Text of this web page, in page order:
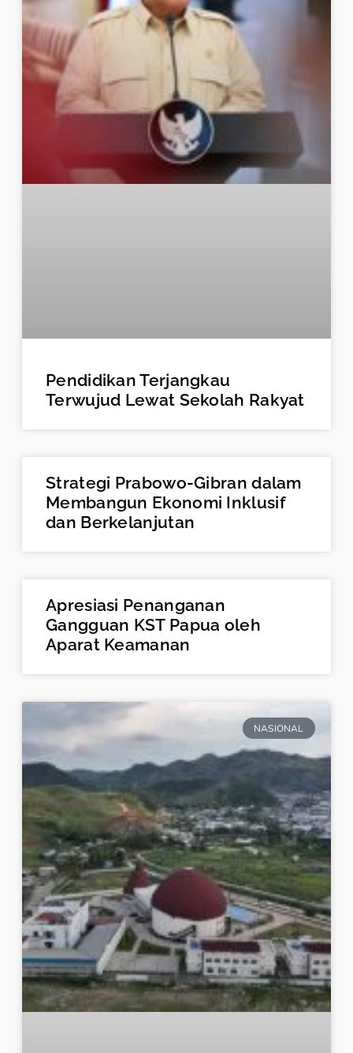
Pendidikan Terjangkau
Terwujud Lewat Sekolah Rakyat
Strategi Prabowo-Gibran dalam
Membangun Ekonomi Inklusif
dan Berkelanjutan
Apresiasi Penanganan
Gangguan KST Papua oleh
Aparat Keamanan
NASIONAL